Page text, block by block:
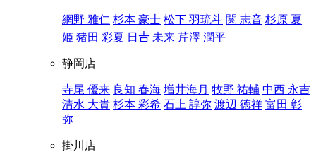
網野 雅仁 杉本 豪士 松下 羽琉斗 関 志音 杉原 夏
姫 猪田 彩夏 日𠮷 未来 芹澤 潤平
静岡店
寺尾 優来 良知 春海 増井海月 牧野 祐輔 中西 永吉
清水 大貴 杉本 彩希 石上 諄弥 渡辺 徳祥 富田 彰
弥
掛川店